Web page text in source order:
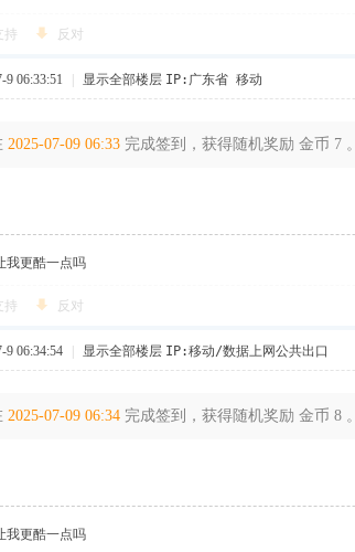
持 反对
9 06:33:51 显示全部楼层 IP:广东省 移动
2025-07-09 06:33 完成签到，获得随机奖励 金币 7 。
我更酷一点吗
持 反对
9 06:34:54 显示全部楼层 IP:移动/数据上网公共出口
2025-07-09 06:34 完成签到，获得随机奖励 金币 8 。
我更酷一点吗